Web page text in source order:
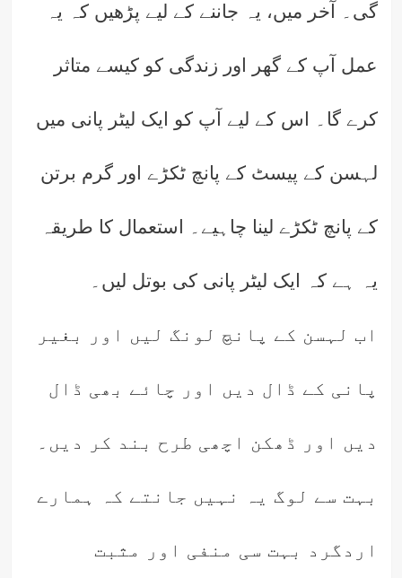
گی۔ آخر میں، یہ جاننے کے لیے پڑھیں کہ یہ
عمل آپ کے گھر اور زندگی کو کیسے متاثر
کرے گا۔ اس کے لیے آپ کو ایک لیٹر پانی میں
لہسن کے پیسٹ کے پانچ ٹکڑے اور گرم برتن
کے پانچ ٹکڑے لینا چاہیے۔ استعمال کا طریقہ
یہ ہے کہ ایک لیٹر پانی کی بوتل لیں۔
اب لہسن کے پانچ لونگ لیں اور بغیر
پانی کے ڈال دیں اور چائے بھی ڈال
دیں اور ڈھکن اچھی طرح بند کر دیں۔
بہت سے لوگ یہ نہیں جانتے کہ ہمارے
اردگرد بہت سی منفی اور مثبت